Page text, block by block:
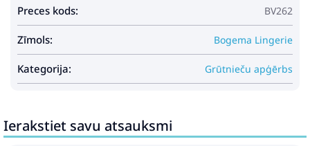
Preces kods: BV262
Zīmols: Bogema Lingerie
Kategorija: Grūtnieču apģērbs
Ierakstiet savu atsauksmi